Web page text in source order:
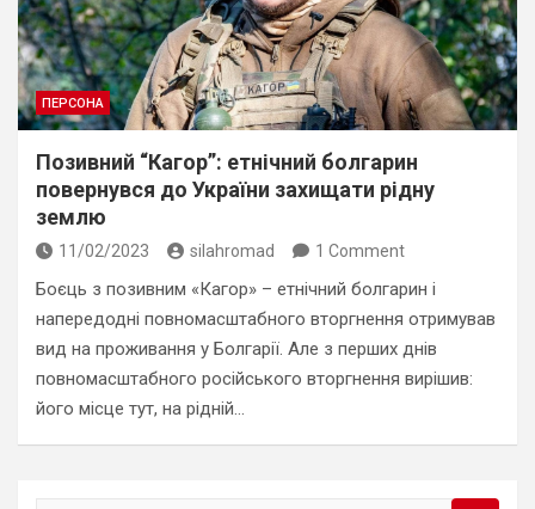
ПЕРСОНА
Позивний “Кагор”: етнічний болгарин
повернувся до України захищати рідну
землю
11/02/2023 silahromad 1 Comment
Боєць з позивним «Кагор» – етнічний болгарин і
напередодні повномасштабного вторгнення отримував
вид на проживання у Болгарії. Але з перших днів
повномасштабного російського вторгнення вирішив:
його місце тут, на рідній…